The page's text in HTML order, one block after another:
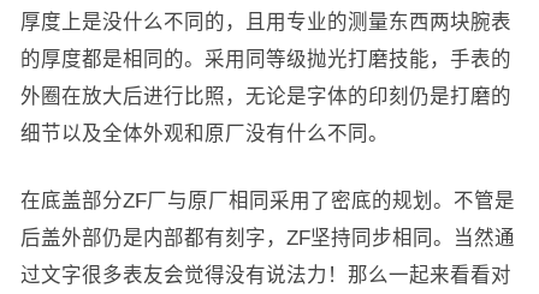
厚度上是没什么不同的，且用专业的测量东西两块腕表
的厚度都是相同的。采用同等级抛光打磨技能，手表的
外圈在放大后进行比照，无论是字体的印刻仍是打磨的
细节以及全体外观和原厂没有什么不同。
在底盖部分ZF厂与原厂相同采用了密底的规划。不管是
后盖外部仍是内部都有刻字，ZF坚持同步相同。当然通
过文字很多表友会觉得没有说法力！那么一起来看看对